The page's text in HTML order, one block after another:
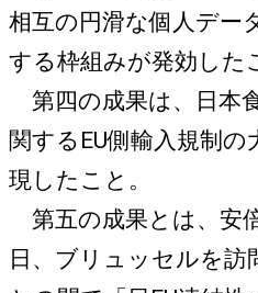
相互の円滑な個人デー
する枠組みが発効した
第四の成果は、日本
関するEU側輸入規制
現したこと。
第五の成果とは、安
日、ブリュッセルを訪